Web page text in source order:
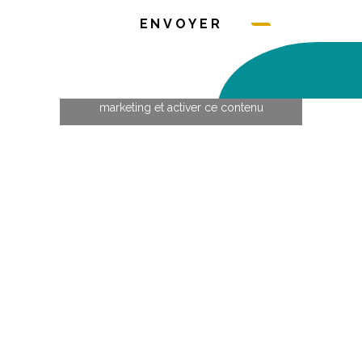
ENVOYER
Cliquez pour accepter les cookies
marketing et activer ce contenu